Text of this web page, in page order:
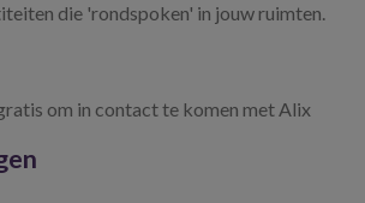
die 'rondspoken' in jouw ruimten.
om in contact te komen met Alix